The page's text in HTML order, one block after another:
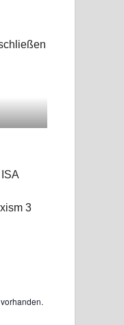
ISA
3